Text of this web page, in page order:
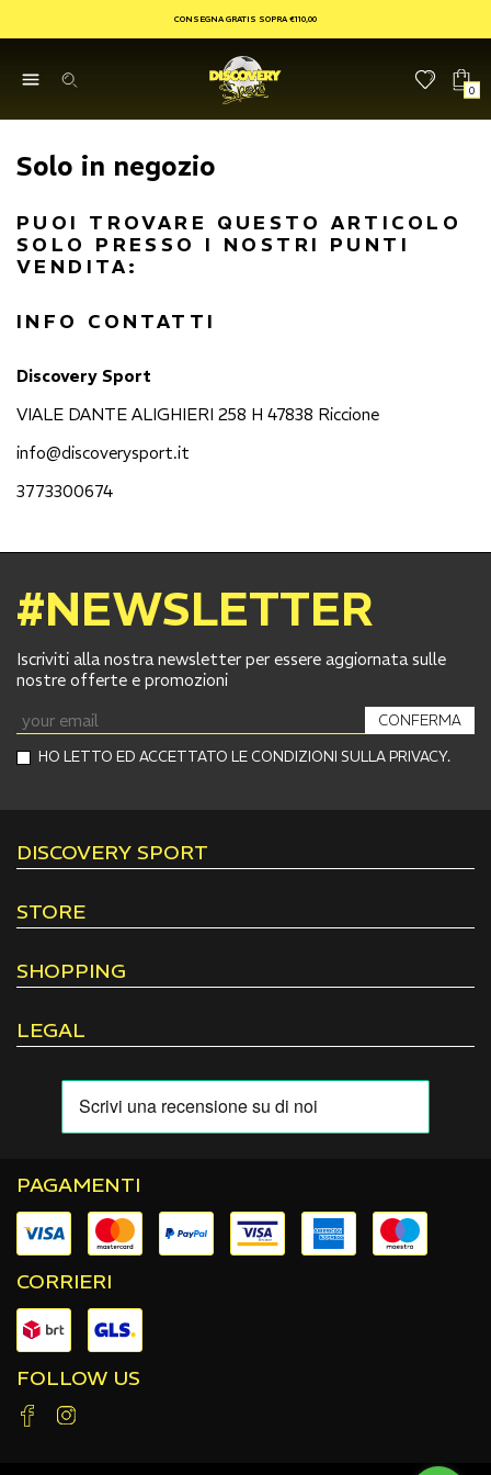
CONSEGNA GRATIS SOPRA €110,00
0
Solo in negozio
PUOI TROVARE QUESTO ARTICOLO
SOLO PRESSO I NOSTRI PUNTI
VENDITA:
INFO CONTATTI
Discovery Sport
VIALE DANTE ALIGHIERI 258 H 47838 Riccione
info@discoverysport.it
3773300674
#NEWSLETTER
Iscriviti alla nostra newsletter per essere aggiornata sulle
nostre offerte e promozioni
HO LETTO ED ACCETTATO LE CONDIZIONI SULLA PRIVACY.
CONFERMA
DISCOVERY SPORT
STORE
SHOPPING
LEGAL
PAGAMENTI
CORRIERI
FOLLOW US